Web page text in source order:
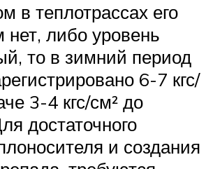
в теплотрассах его
нет, либо уровень
то в зимний период
6-7 кгс/
3-4 кгс/см² до
достаточного
и создания